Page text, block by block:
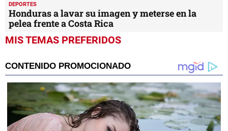
DEPORTES
Honduras a lavar su imagen y meterse en la
pelea frente a Costa Rica
MIS TEMAS PREFERIDOS